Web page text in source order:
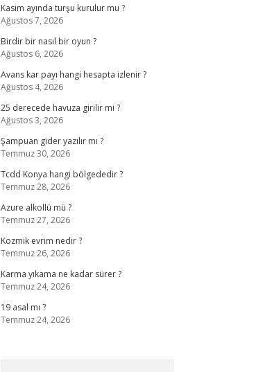
Kasim ayında turşu kurulur mu ?
Ağustos 7, 2026
Birdir bir nasıl bir oyun ?
Ağustos 6, 2026
Avans kar payı hangi hesapta izlenir ?
Ağustos 4, 2026
25 derecede havuza girilir mi ?
Ağustos 3, 2026
Şampuan gider yazılır mı ?
Temmuz 30, 2026
Tcdd Konya hangi bölgededir ?
Temmuz 28, 2026
Azure alkollü mü ?
Temmuz 27, 2026
Kozmik evrim nedir ?
Temmuz 26, 2026
Karma yıkama ne kadar sürer ?
Temmuz 24, 2026
19 asal mı ?
Temmuz 24, 2026